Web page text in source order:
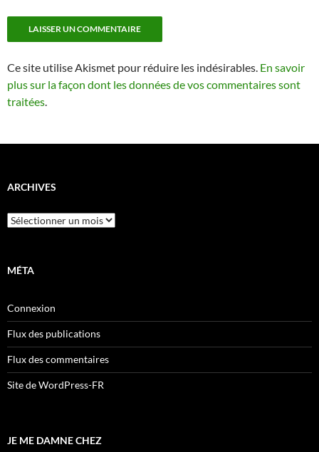
Ce site utilise Akismet pour réduire les indésirables. En savoir
plus sur la façon dont les données de vos commentaires sont
traitées.
ARCHIVES
Archives
MÉTA
Connexion
Flux des publications
Flux des commentaires
Site de WordPress-FR
JE ME DAMNE CHEZ